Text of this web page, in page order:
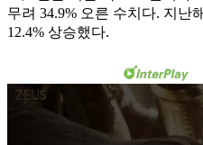
무려 34.9% 오른 수치다. 지난
12.4% 상승했다.